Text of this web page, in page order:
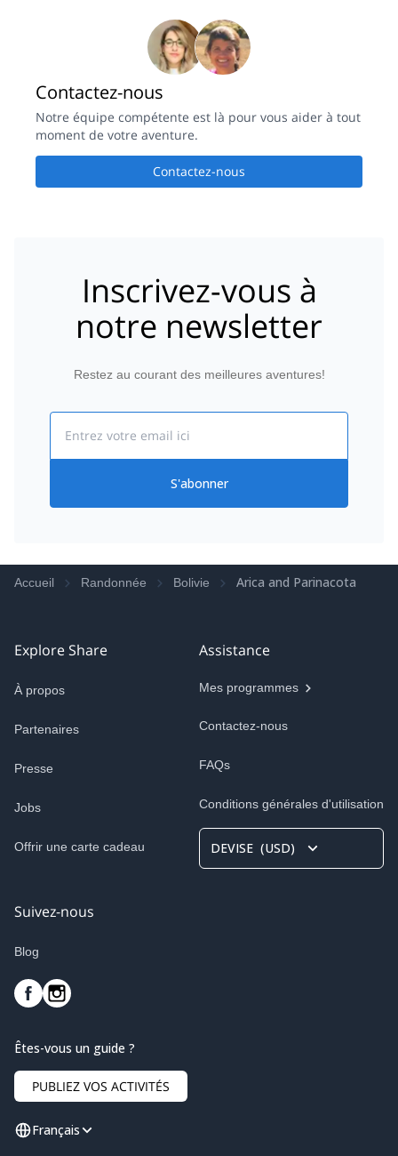
Contactez-nous
Notre équipe compétente est là pour vous aider à tout
moment de votre aventure.
Contactez-nous
Inscrivez-vous à
notre newsletter
Restez au courant des meilleures aventures!
S'abonner
Accueil Randonnée Bolivie Arica and Parinacota
Explore Share
À propos
Partenaires
Presse
Jobs
Offrir une carte cadeau
Assistance
Mes programmes
Contactez-nous
FAQs
Conditions générales d'utilisation
DEVISE (USD)
Suivez-nous
Blog
Êtes-vous un guide ?
PUBLIEZ VOS ACTIVITÉS
Français